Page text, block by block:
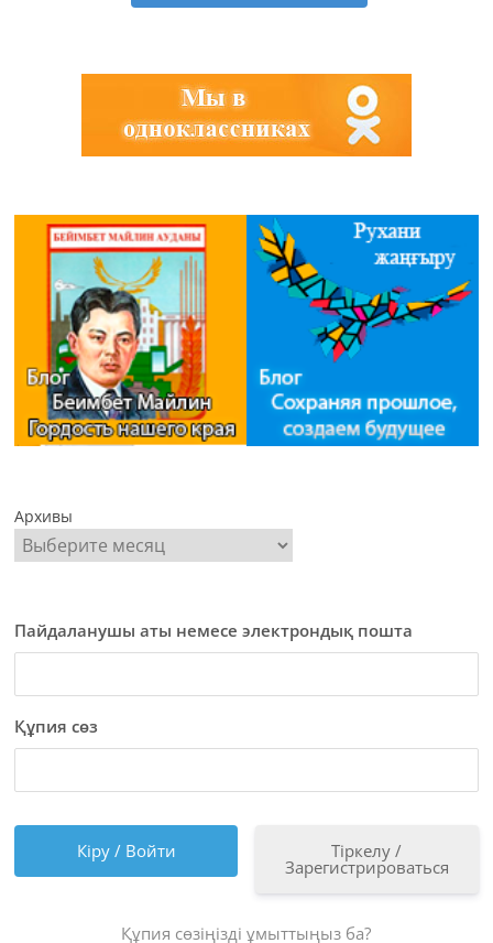
Архивы
Пайдаланушы аты немесе электрондық пошта
Құпия сөз
Тіркелу /
Зарегистрироваться
Құпия сөзіңізді ұмыттыңыз ба?